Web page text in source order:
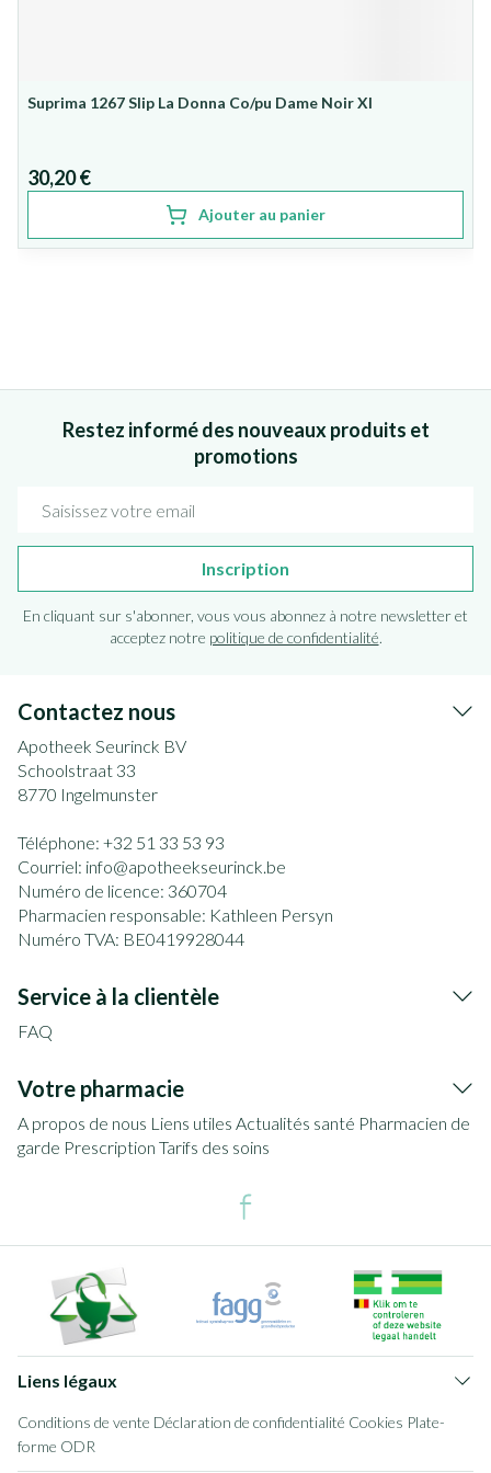
Suprima 1267 Slip La Donna Co/pu Dame Noir Xl
30,20 €
Ajouter au panier
Restez informé des nouveaux produits et
promotions
Inscription
En cliquant sur s'abonner, vous vous abonnez à notre newsletter et
acceptez notre politique de confidentialité.
Contactez nous
Apotheek Seurinck BV
Schoolstraat 33
8770 Ingelmunster
Téléphone: +32 51 33 53 93
Courriel: info@apotheekseurinck.be
Numéro de licence: 360704
Pharmacien responsable: Kathleen Persyn
Numéro TVA: BE0419928044
Service à la clientèle
FAQ
Votre pharmacie
A propos de nous Liens utiles Actualités santé Pharmacien de
garde Prescription Tarifs des soins
Liens légaux
Conditions de vente Déclaration de confidentialité Cookies Plate-
forme ODR